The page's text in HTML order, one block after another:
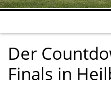
Der
Finals in